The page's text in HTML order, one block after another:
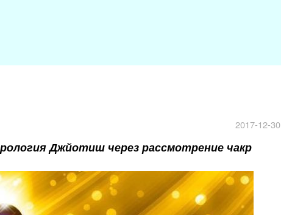
2017-12-30
Джйотиш через рассмотрение чакр